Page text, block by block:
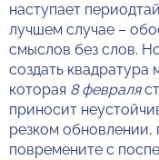
наступает
лучшем случае –
смыслов без слов.
создать
которая 8 февраля
приносит
резком
повремените с